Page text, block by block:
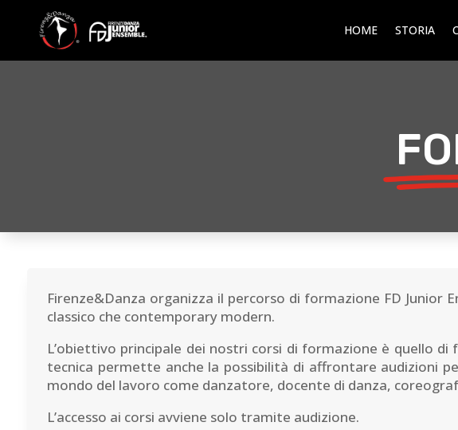
HOME STORIA
Firenze&Danza organizza il percorso di formazione FD
classico che contemporary modern.
L’obiettivo principale dei nostri corsi di formazione è quello di
tecnica permette anche la possibilità di affrontare audizioni
mondo del lavoro come danzatore, docente di danza,
L’accesso ai corsi avviene solo tramite audizione.